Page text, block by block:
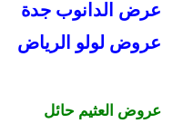
عرض الدانوب جدة
عروض لولو الرياض
عروض العثيم حائل